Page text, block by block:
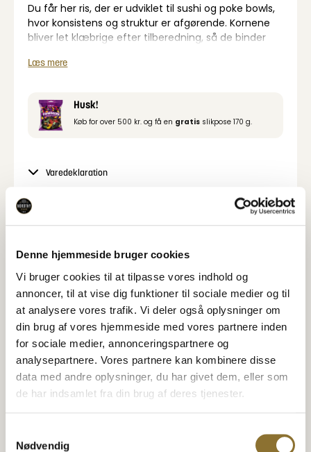
Denne hjemmeside bruger cookies
Vi bruger cookies til at tilpasse vores indhold og
annoncer, til at vise dig funktioner til sociale medier og til
at analysere vores trafik. Vi deler også oplysninger om
din brug af vores hjemmeside med vores partnere inden
for sociale medier, annonceringspartnere og
analysepartnere. Vores partnere kan kombinere disse
data med andre oplysninger, du har givet dem, eller som
de har indsamlet fra din brug af deres tjenester.
Nødvendig
Du får her ris, der er udviklet til sushi og poke bowls,
hvor konsistens og struktur er afgørende. Kornene
bliver let klæbrige efter tilberedning, så de binder
samle ingredienserne. Den neutrale smag gør det
nemt at kombinere med både fisk, grøntsager og
dressinger.
måltider, uanset om du laver mad til hverdag eller
Tilberedning, 4 personer
6 dl vand
2 spsk sukker
1 tsk salt
Kom risene i en skål og skyld forsigtigt risene med
flere hold vand indtil vandet er klart. Lad risene
dryppe af i en si. Kom ris og vand i en gryde og kog
ved svag varme 10-12 minutter. Tag gryden af
varmen og lad risene hvile 10 minutter under låg.
Opløs sukker og salt i riseddiken og rør forsigtigt
Læs mere
Husk!
Køb for over 500 kr. og få en gratis slikpose 170 g.
Varedeklaration
Specifikationer
Relaterede Produkter
Se også disse produkter
Mega Burgerboller, 4 stk.
BURGERBOLLER MED SESAM
Mia Lykke Pizza Mix krydderi
PIZZAKRYDDERI
+